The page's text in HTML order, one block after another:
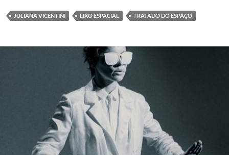
JULIANA VICENTINI LIXO ESPACIAL TRATADO DO ESPAÇO